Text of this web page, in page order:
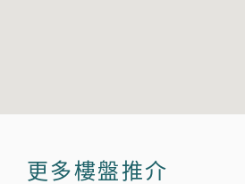
更多樓盤推介